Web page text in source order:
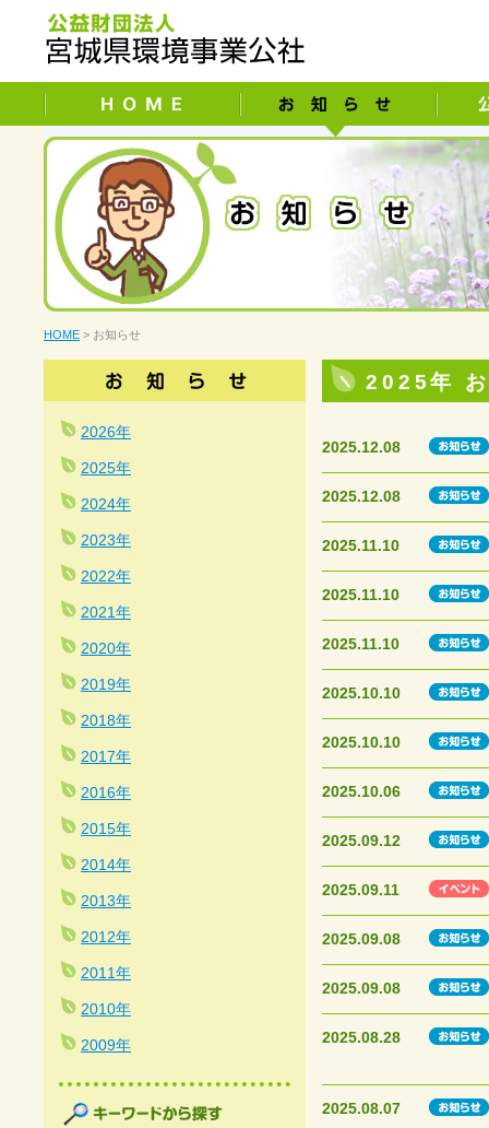
HOME > お知らせ
2025年
2025.12.08
2025.12.08
2025.11.10
2025.11.10
2025.11.10
2025.10.10
2025.10.10
2025.10.06
2025.09.12
2025.09.11
2025.09.08
2025.09.08
2025.08.28
2025.08.07
2026年
2025年
2024年
2023年
2022年
2021年
2020年
2019年
2018年
2017年
2016年
2015年
2014年
2013年
2012年
2011年
2010年
2009年